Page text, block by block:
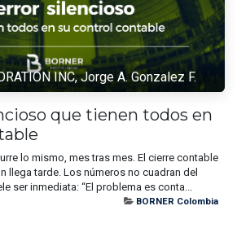
INC, Jorge A. Gonzalez F.
que tienen todos en
lo mismo, mes tras mes. El cierre contable
llega tarde. Los números no cuadran del
ser inmediata: “El problema es conta...
BORNER Colombia